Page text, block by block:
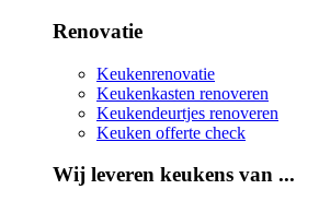
Renovatie
Keukenrenovatie
Keukenkasten renoveren
Keukendeurtjes renoveren
Keuken offerte check
Wij leveren keukens van ...